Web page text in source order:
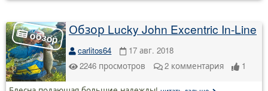
Обзор Lucky John Excentric In-Line
carlitos64
17 авг. 2018
2246 просмотров 2 комментария 1